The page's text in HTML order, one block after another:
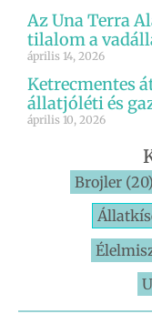
Az Una Terra
tilalom a
április 14, 2026
Ketrecmentes
állatjóléti és
április 10, 2026
Brojler (20)